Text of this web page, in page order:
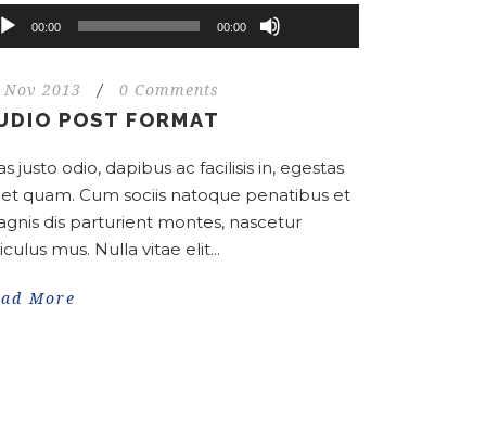
00:00 00:00
Up/Down
decrease
volume.
Nov 2013 / 0 Comments
POST FORMAT
justo odio, dapibus ac facilisis in, egestas
quam. Cum sociis natoque penatibus et
dis parturient montes, nascetur
mus. Nulla vitae elit...
More